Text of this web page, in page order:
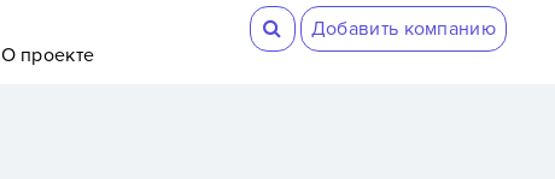
Добавить компанию
О проекте